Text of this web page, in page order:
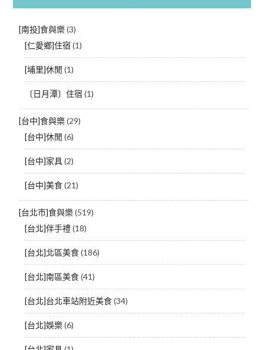
[南投]食與樂(3)
[仁愛鄉]住宿 (1)
[埔里]休閒 (1)
〔日月潭〕住宿 (1)
[台中]食與樂(29)
[台中]休閒 (6)
[台中]家具(2)
[台中]美食(21)
[台北市]食與樂(519)
[台北]伴手禮(18)
[台北]北區美食(186)
[台北]南區美食(41)
[台北]台北車站附近美食(34)
[台北]娛樂(6)